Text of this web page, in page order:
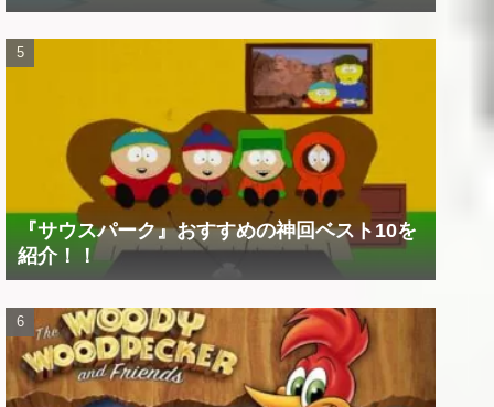
『サウスパーク』おすすめの神回ベスト10を
紹介！！